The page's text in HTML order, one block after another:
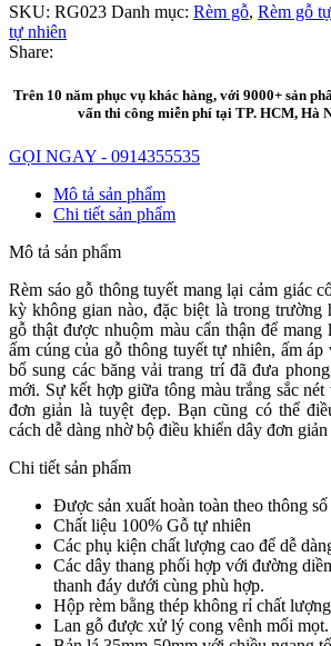
SKU: RG023 Danh mục: Rèm gỗ, Rèm gỗ
tự nhiên
Share:
Trên 10 năm phục vụ khác hàng, với 9000+ sản
vấn thi công miễn phí tại TP. HCM, Hà
GỌI NGAY - 0914355535
Mô tả sản phẩm
Chi tiết sản phẩm
Mô tả sản phẩm
Rèm sáo gỗ thông tuyết mang lại cảm giác
kỳ không gian nào, đặc biệt là trong trường
gỗ thật được nhuộm màu cẩn thận để mang
ấm cúng của gỗ thông tuyết tự nhiên, ấm
bổ sung các băng vải trang trí đã đưa
mới. Sự kết hợp giữa tông màu trắng sắc
đơn giản là tuyệt đẹp. Bạn cũng có thể
cách dễ dàng nhờ bộ điều khiển dây đơn
Chi tiết sản phẩm
Được sản xuất hoàn toàn theo thông
Chất liệu 100% Gỗ tự nhiên
Các phụ kiện chất lượng cao để dễ
Các dây thang phối hợp với đường
thanh đáy dưới cùng phù hợp.
Hộp rèm bằng thép không rỉ chất
Lan gỗ được xử lý cong vênh mối mọt.